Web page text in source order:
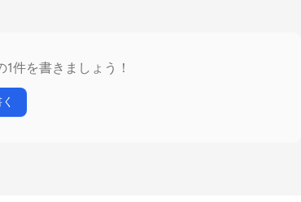
件を書きましょう！